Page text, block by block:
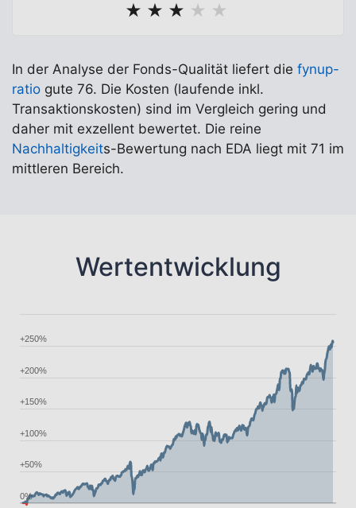
★ ★ ★ ★ ★
In der Analyse der Fonds-Qualität liefert die fynup-
ratio gute 76. Die Kosten (laufende inkl.
Transaktionskosten) sind im Vergleich gering und
daher mit exzellent bewertet. Die reine
Nachhaltigkeits-Bewertung nach EDA liegt mit 71 im
mittleren Bereich.
Wertentwicklung
0%
+50%
+100%
+150%
+200%
+250%